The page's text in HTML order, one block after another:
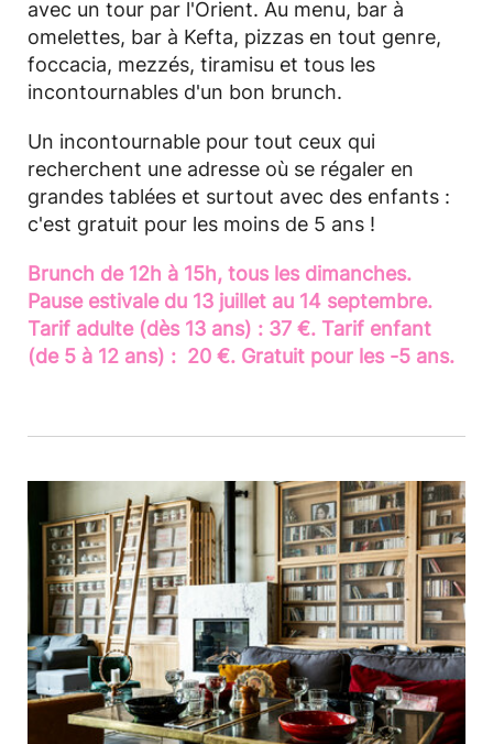
avec un tour par l'Orient. Au menu, bar à
omelettes, bar à Kefta, pizzas en tout genre,
foccacia, mezzés, tiramisu et tous les
incontournables d'un bon brunch.
Un incontournable pour tout ceux qui
recherchent une adresse où se régaler en
grandes tablées et surtout avec des enfants :
c'est gratuit pour les moins de 5 ans !
Brunch de 12h à 15h, tous les dimanches.
Pause estivale du 13 juillet au 14 septembre.
Tarif adulte (dès 13 ans) : 37 €. Tarif enfant
(de 5 à 12 ans) : 20 €. Gratuit pour les -5 ans.